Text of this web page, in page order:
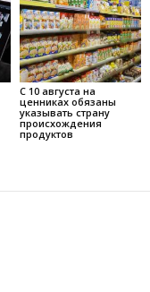
С 10 августа на
ценниках обязаны
указывать страну
происхождения
продуктов